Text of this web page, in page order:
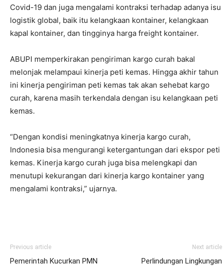
Covid-19 dan juga mengalami kontraksi terhadap adanya isu
logistik global, baik itu kelangkaan kontainer, kelangkaan
kapal kontainer, dan tingginya harga freight kontainer.
ABUPI memperkirakan pengiriman kargo curah bakal
melonjak melampaui kinerja peti kemas. Hingga akhir tahun
ini kinerja pengiriman peti kemas tak akan sehebat kargo
curah, karena masih terkendala dengan isu kelangkaan peti
kemas.
“Dengan kondisi meningkatnya kinerja kargo curah,
Indonesia bisa mengurangi ketergantungan dari ekspor peti
kemas. Kinerja kargo curah juga bisa melengkapi dan
menutupi kekurangan dari kinerja kargo kontainer yang
mengalami kontraksi,” ujarnya.
Previous article
Pemerintah Kucurkan PMN
Next article
Perlindungan Lingkungan